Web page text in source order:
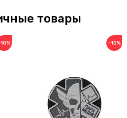
товары
−10%